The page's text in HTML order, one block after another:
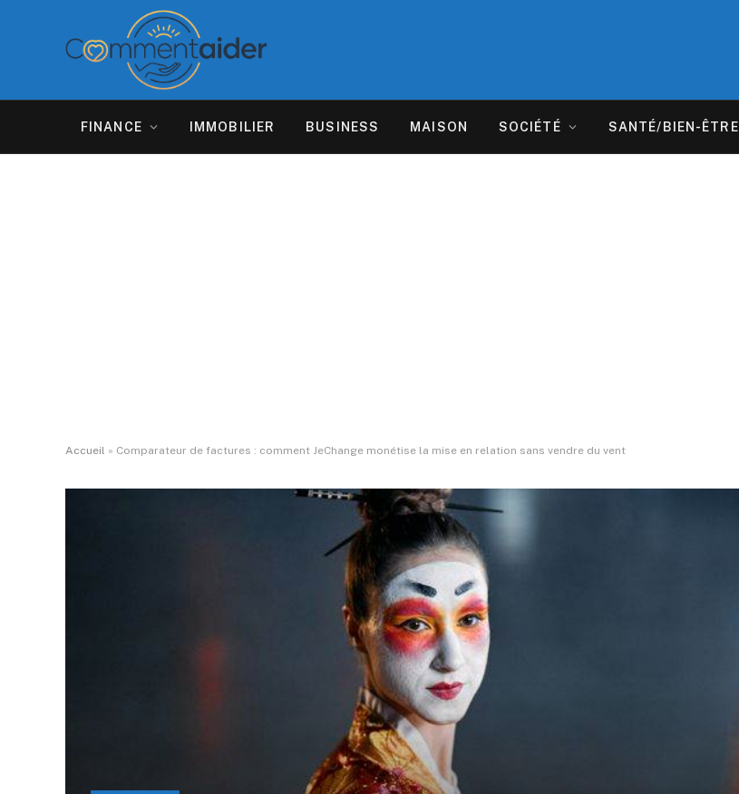
FINANCE IMMOBILIER BUSINESS MAISON SOCIÉTÉ SANTÉ/BIEN-ÊTRE
Accueil » Comparateur de factures : comment JeChange monétise la mise en relation sans vendre du vent